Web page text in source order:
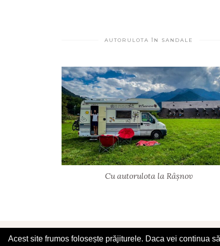
AUTORULOTA ÎN SANDALE
Cu autorulota la Râșnov
© 2025 În Sandale
Acest site frumos folosește prăjiturele. Daca vei continua